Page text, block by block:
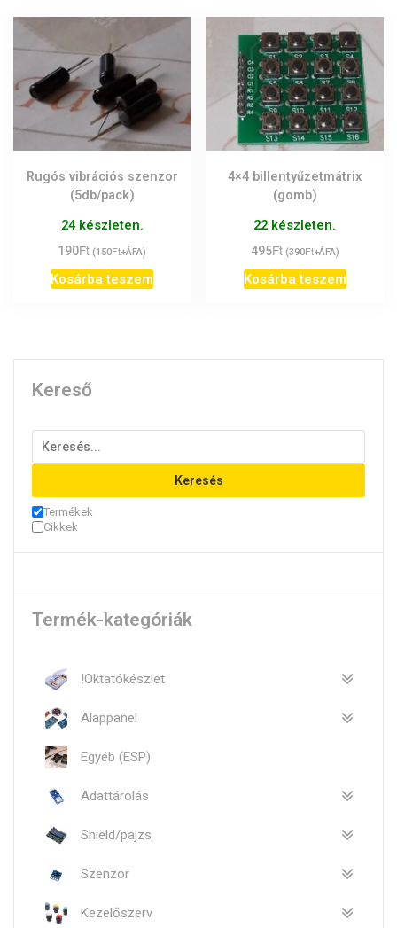
Rugós vibrációs szenzor
(5db/pack)
24 készleten.
190Ft (150Ft+ÁFA)
Kosárba teszem
4×4 billentyűzetmátrix
(gomb)
22 készleten.
495Ft (390Ft+ÁFA)
Kosárba teszem
Kereső
Keresés
Termékek
Cikkek
Termék-kategóriák
!Oktatókészlet
Alappanel
Egyéb (ESP)
Adattárolás
Shield/pajzs
Szenzor
Kezelőszerv